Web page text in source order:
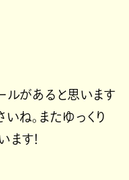
ルがあると思います
ね。またゆっくり
す！